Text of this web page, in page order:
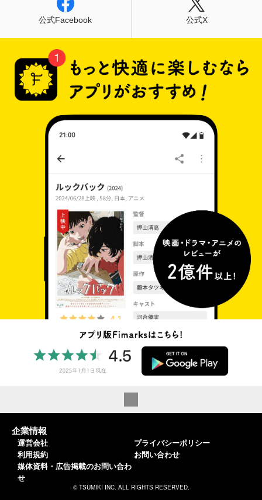
公式Facebook 公式X
企業情報
運営会社
利用規約
媒体資料・広告掲載のお問い合わ
せ
プライバシーポリシー
お問い合わせ
© TSUMIKI INC. ALL RIGHTS RESERVED.